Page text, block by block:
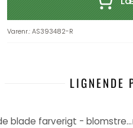
Varenr.:AS393482-R
LIGNENDE
blomstret tapet med blandede blade farverigt - blomstret tapet beige grøn